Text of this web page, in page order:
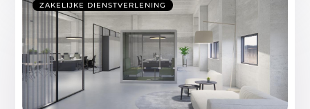
ZAKELIJKE DIENSTVERLENING